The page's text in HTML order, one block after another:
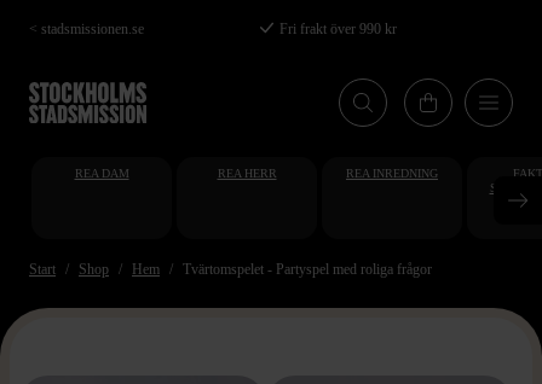
Hoppa
till
huvudinnehåll
< stadsmissionen.se Fri frakt över 990 kr
REA DAM REA HERR REA INREDNING
Start Shop Hem Tvärtomspelet - Partyspel med roliga frågor